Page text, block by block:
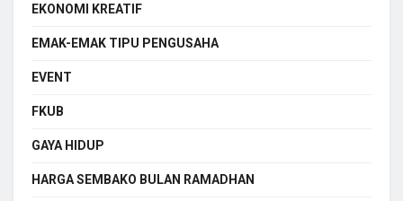
EKONOMI KREATIF
EMAK-EMAK TIPU PENGUSAHA
EVENT
FKUB
GAYA HIDUP
HARGA SEMBAKO BULAN RAMADHAN